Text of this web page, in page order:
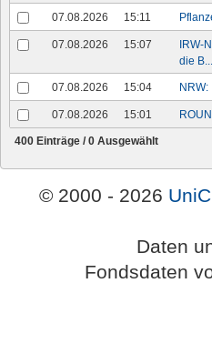
07.08.2026 15:11
07.08.2026 15:07
IRW-
die B...
07.08.2026 15:04
07.08.2026 15:01
400 Einträge /0 Ausgewählt
© 2000 - 2026
Daten
Fondsdaten